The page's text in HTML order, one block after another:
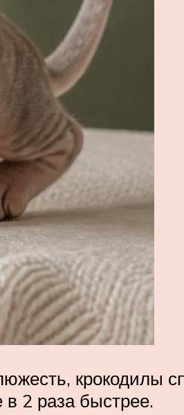
крокодилы
в 2 раза быстрее.